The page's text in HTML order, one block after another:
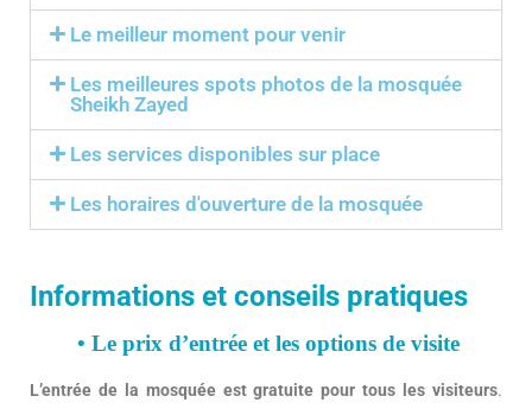
Le meilleur moment pour venir
Les meilleures spots photos de la mosquée
Sheikh Zayed
Les services disponibles sur place
Les horaires d'ouverture de la mosquée
Informations et conseils pratiques
• Le prix d’entrée et les options de visite
L’entrée de la mosquée est gratuite pour tous les visiteurs.